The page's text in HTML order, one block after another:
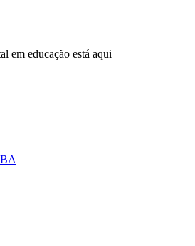
em educação está aqui